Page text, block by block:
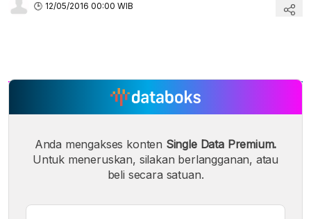
12/05/2016 00:00 WIB
A
Font
A
Font
Sedang
A
Besar
Anda mengakses konten Single Data Premium.
Untuk meneruskan, silakan berlangganan, atau
beli secara satuan.